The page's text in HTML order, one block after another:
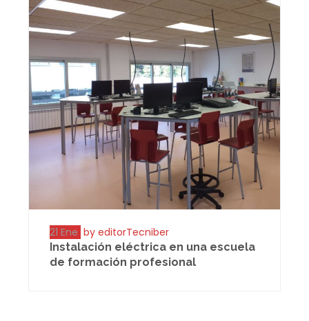
21 Ene by editorTecniber
Instalación eléctrica en una escuela
de formación profesional